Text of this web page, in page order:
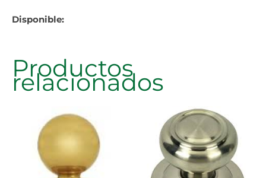
Disponible:
Productos
relacionados